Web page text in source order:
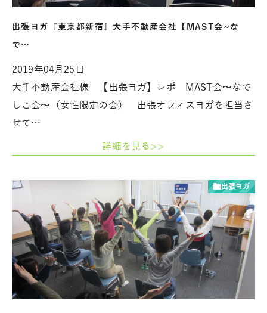
出張ヨガ『東京都新宿』大手不動産会社【MAST会~な
で…
2019年04月25日
大手不動産会社様 【出張ヨガ】レポ MAST会〜なで
しこ会〜（女性限定の会） 出張オフィスヨガを担当さ
せて…
詳細を見る>>
出張ヨガ